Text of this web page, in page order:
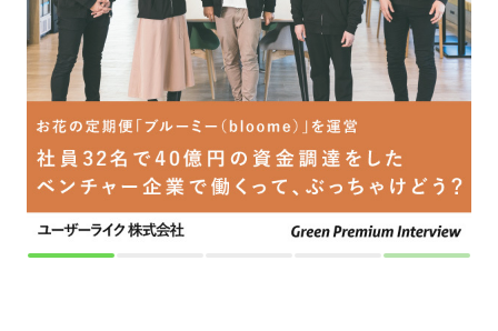
Copyright© Atrae, Inc. All Right Reserved.
転職サイトGreen 企画・マーケティング職の求人 マーケ・広告宣伝
思う存分「ヲタ活」「推し活」ができる福利厚生、整えています。